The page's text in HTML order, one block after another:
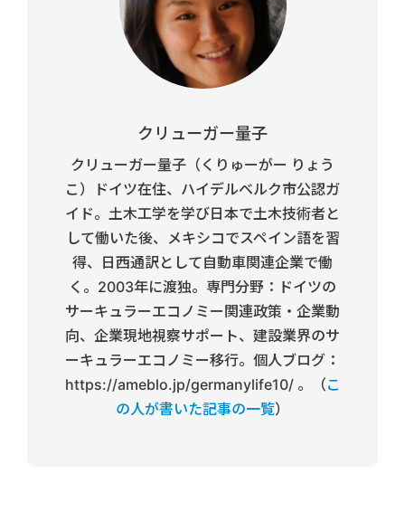
クリューガー量子
クリューガー量子（くりゅーがー りょう
こ）ドイツ在住、ハイデルベルク市公認ガ
イド。土木工学を学び日本で土木技術者と
して働いた後、メキシコでスペイン語を習
得、日西通訳として自動車関連企業で働
く。2003年に渡独。専門分野：ドイツの
サーキュラーエコノミー関連政策・企業動
向、企業現地視察サポート、建設業界のサ
ーキュラーエコノミー移行。個人ブログ：
https://ameblo.jp/germanylife10/ 。（こ
の人が書いた記事の一覧）